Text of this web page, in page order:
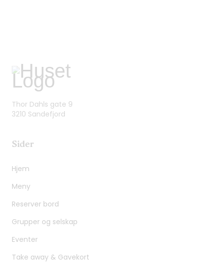
Thor Dahls gate 9
3210 Sandefjord
Sider
Hjem
Meny
Reserver bord
Grupper og selskap
Eventer
Take away & Gavekort